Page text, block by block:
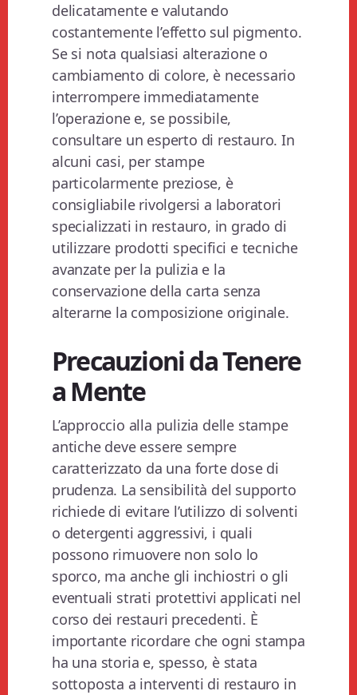
delicatamente e valutando
costantemente l’effetto sul pigmento.
Se si nota qualsiasi alterazione o
cambiamento di colore, è necessario
interrompere immediatamente
l’operazione e, se possibile,
consultare un esperto di restauro. In
alcuni casi, per stampe
particolarmente preziose, è
consigliabile rivolgersi a laboratori
specializzati in restauro, in grado di
utilizzare prodotti specifici e tecniche
avanzate per la pulizia e la
conservazione della carta senza
alterarne la composizione originale.
Precauzioni da Tenere
a Mente
L’approccio alla pulizia delle stampe
antiche deve essere sempre
caratterizzato da una forte dose di
prudenza. La sensibilità del supporto
richiede di evitare l’utilizzo di solventi
o detergenti aggressivi, i quali
possono rimuovere non solo lo
sporco, ma anche gli inchiostri o gli
eventuali strati protettivi applicati nel
corso dei restauri precedenti. È
importante ricordare che ogni stampa
ha una storia e, spesso, è stata
sottoposta a interventi di restauro in